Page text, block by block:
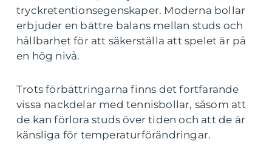
tryckretentionsegenskaper. Moderna bollar
erbjuder en bättre balans mellan studs och
hållbarhet för att säkerställa att spelet är på
en hög nivå.
Trots förbättringarna finns det fortfarande
vissa nackdelar med tennisbollar, såsom att
de kan förlora studs över tiden och att de är
känsliga för temperaturförändringar.